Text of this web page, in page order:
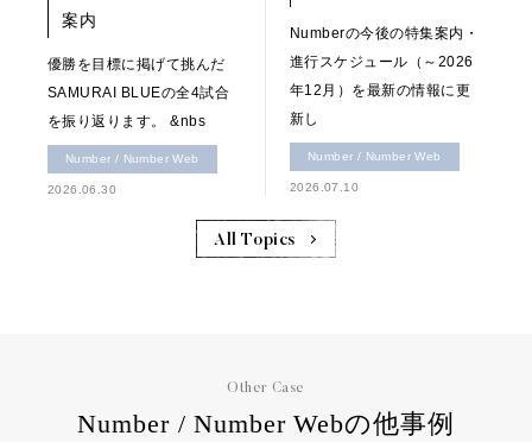
案内
優勝を目標に掲げて挑んだ
SAMURAI BLUEの全4試合
を振り返ります。 &nbs
Number / Number Web
2026.06.30
Numberの今後の特集案内・
進行スケジュール（～2026
年12月）を最新の情報に更
新し
Number / Number Web
2026.07.10
All Topics
Other Case
Number / Number Webの他事例